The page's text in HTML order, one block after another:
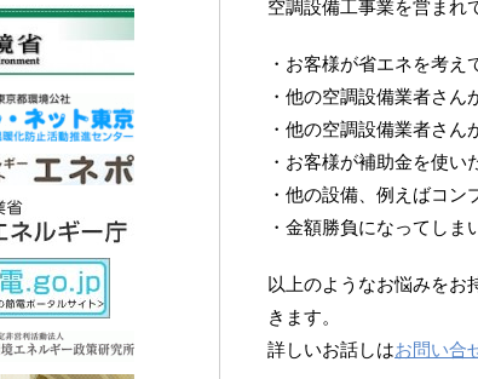
空調設備工事業を営まれ
・お客様が省エネを考え
・他の空調設備業者さん
・他の空調設備業者さん
・お客様が補助金を使い
・他の設備、例えばコン
・金額勝負になってしま
以上のようなお悩みをお
きます。
詳しいお話しはお問い合